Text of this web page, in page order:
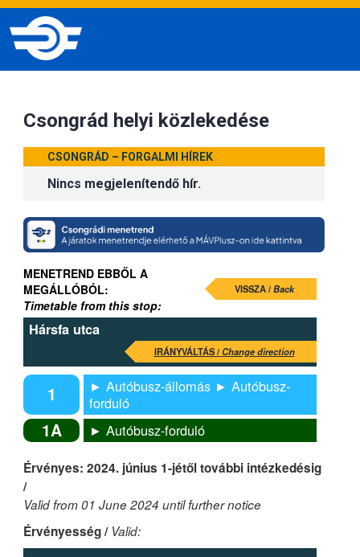
Csongrád helyi közlekedése
CSONGRÁD – FORGALMI HÍREK
Nincs megjelenítendő hír.
MENETREND EBBŐL A
MEGÁLLÓBÓL:
Timetable from this stop:
VISSZA /Back
Hársfa utca
IRÁNYVÁLTÁS /Change direction
1
► Autóbusz-állomás ► Autóbusz-
forduló
1A ► Autóbusz-forduló
Érvényes: 2024. június 1-jétől további intézkedésig
/
Valid from 01 June 2024 until further notice
Érvényesség / Valid: